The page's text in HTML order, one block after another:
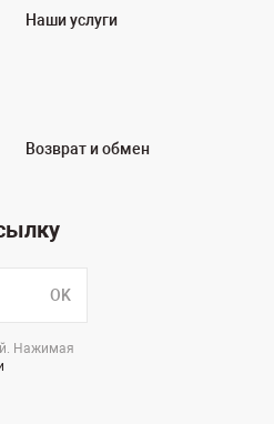
Наши услуги
Возврат и обмен
OK
Нажимая